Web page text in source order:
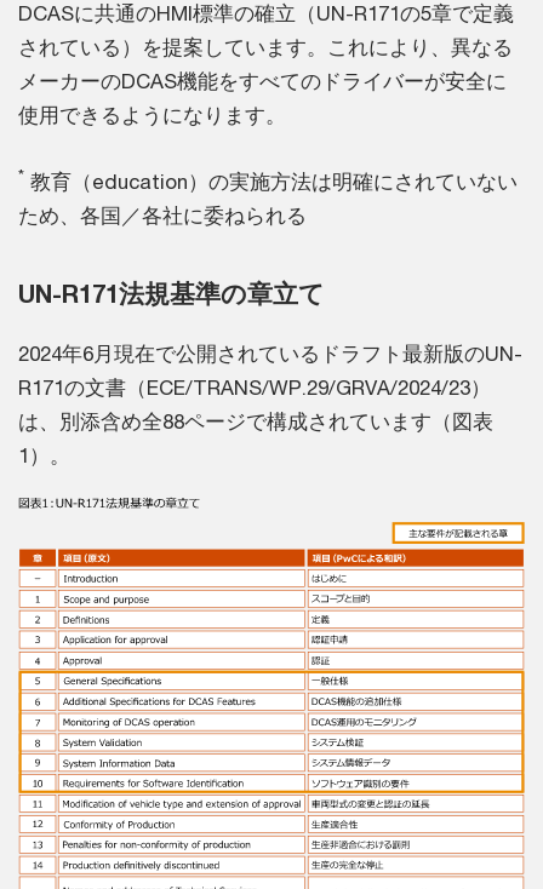
DCASに共通のHMI標準の確立（UN-R171の5章で定義
されている）を提案しています。これにより、異なる
メーカーのDCAS機能をすべてのドライバーが安全に
使用できるようになります。
* 教育（education）の実施方法は明確にされていない
ため、各国／各社に委ねられる
UN-R171法規基準の章立て
2024年6月現在で公開されているドラフト最新版のUN-
R171の文書（ECE/TRANS/WP.29/GRVA/2024/23）
は、別添含め全88ページで構成されています（図表
1）。